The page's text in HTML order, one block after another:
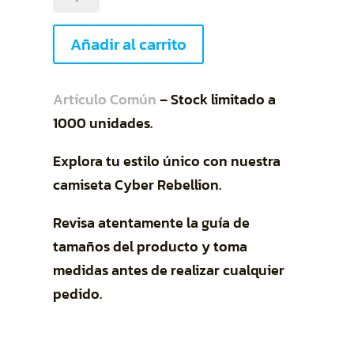
cantidad
Añadir al carrito
Artículo Común– Stock limitado a
1000 unidades.
Explora tu estilo único con nuestra
camiseta Cyber Rebellion.
Revisa atentamente la guía de
tamaños del producto y toma
medidas antes de realizar cualquier
pedido.